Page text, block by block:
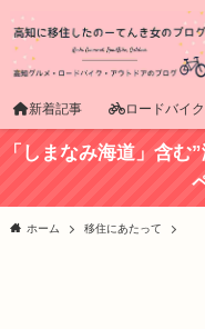
新着記事 ロードバイク
「しまなみ海道」含む
ホーム 移住にあたって